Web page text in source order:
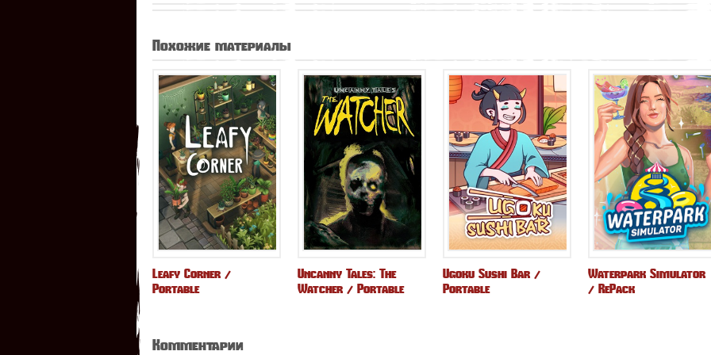
Похожие материалы
Leafy Corner /
Portable
Uncanny Tales: The
Watcher / Portable
Ugoku Sushi Bar /
Portable
Waterpark Simulator
/ RePack
Комментарии